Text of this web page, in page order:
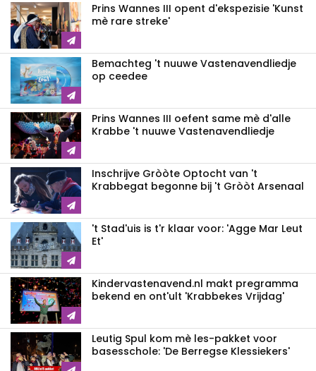
Prins Wannes III opent d'ekspezisie 'Kunst
mè rare streke'
Bemachteg 't nuuwe Vastenavendliedje
op ceedee
Prins Wannes III oefent same mè d'alle
Krabbe 't nuuwe Vastenavendliedje
Inschrijve Gròòte Optocht van 't
Krabbegat begonne bij 't Gròòt Arsenaal
't Stad'uis is t'r klaar voor: 'Agge Mar Leut
Et'
Kindervastenavend.nl makt pregramma
bekend en ont'ult 'Krabbekes Vrijdag'
Leutig Spul kom mè les-pakket voor
basesschole: 'De Berregse Klessiekers'